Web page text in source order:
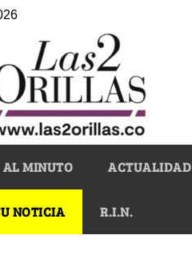
AL MINUTO ACTUALIDAD
NOTICIA R.I.N.